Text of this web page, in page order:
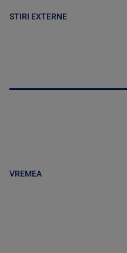
STIRI EXTERNE
VREMEA